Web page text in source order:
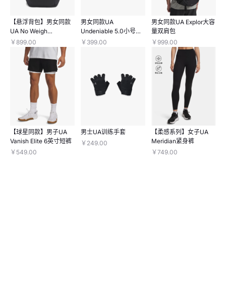
【悬浮背包】男女同款
UA No Weigh
Commuter双肩包
￥899.00
男女同款UA
Undeniable 5.0小号旅
行包
￥399.00
男女同款UA Explor大容
量双肩包
￥999.00
【球星同款】男子UA
Vanish Elite 6英寸短裤
￥549.00
男士UA训练手套
￥249.00
【柔感系列】女子UA
Meridian紧身裤
￥749.00